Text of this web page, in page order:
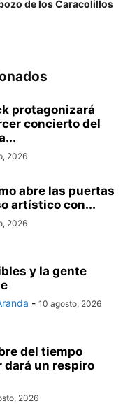
de los Caracolillos
protagonizará
concierto del
2026
abre las puertas
artístico con...
2026
y la gente
- 10 agosto, 2026
del tiempo
dará un respiro
2026